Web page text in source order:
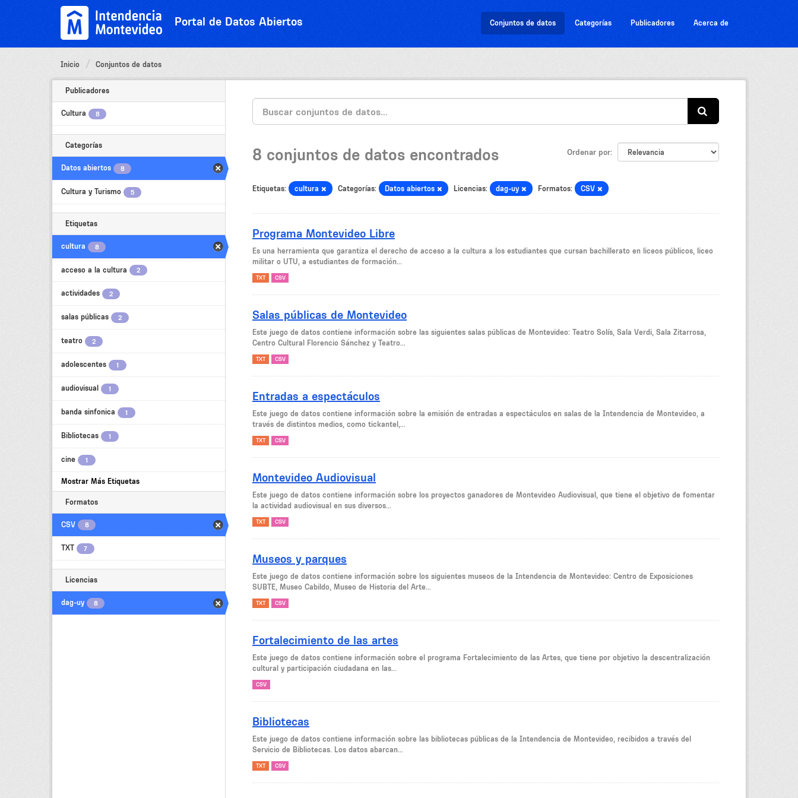
Portal de Datos Abiertos Conjuntos de datos Categorías Publicadores Acerca de
Inicio Conjuntos de datos
Publicadores
Cultura 8
Categorías
Datos abiertos 8
Cultura y Turismo 5
Etiquetas
cultura 8
acceso a la cultura 2
actividades 2
salas públicas 2
teatro 2
adolescentes 1
audiovisual 1
banda sinfonica 1
Bibliotecas 1
cine 1
Mostrar Más Etiquetas
Formatos
CSV 8
TXT 7
Licencias
dag-uy 8
Ordenar por
8 conjuntos de datos encontrados
Etiquetas: cultura Categorías: Datos abiertos Licencias: dag-uy Formatos: CSV
Programa Montevideo Libre
Es una herramienta que garantiza el derecho de acceso a la cultura a los estudiantes que cursan bachillerato en liceos públicos, liceo
militar o UTU, a estudiantes de formación...
TXT CSV
Salas públicas de Montevideo
Este juego de datos contiene información sobre las siguientes salas públicas de Montevideo: Teatro Solís, Sala Verdi, Sala Zitarrosa,
Centro Cultural Florencio Sánchez y Teatro...
TXT CSV
Entradas a espectáculos
Este juego de datos contiene información sobre la emisión de entradas a espectáculos en salas de la Intendencia de Montevideo, a
través de distintos medios, como tickantel,...
TXT CSV
Montevideo Audiovisual
Este juego de datos contiene información sobre los proyectos ganadores de Montevideo Audiovisual, que tiene el objetivo de fomentar
la actividad audiovisual en sus diversos...
TXT CSV
Museos y parques
Este juego de datos contiene información sobre los siguientes museos de la Intendencia de Montevideo: Centro de Exposiciones
SUBTE, Museo Cabildo, Museo de Historia del Arte...
TXT CSV
Fortalecimiento de las artes
Este juego de datos contiene información sobre el programa Fortalecimiento de las Artes, que tiene por objetivo la descentralización
cultural y participación ciudadana en las...
CSV
Bibliotecas
Este juego de datos contiene información sobre las bibliotecas públicas de la Intendencia de Montevideo, recibidos a través del
Servicio de Bibliotecas. Los datos abarcan...
TXT CSV